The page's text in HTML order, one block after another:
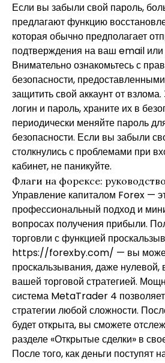
Если вы забыли свой пароль,
предлагают функцию
которая обычно предполагает
подтверждения на ваш email
Внимательно ознакомьтесь с
безопасности,
защитить свой аккаунт от
логин и пароль, храните их в
периодически меняйте пароль
безопасности. Если вы забыли
столкнулись с проблемами при
кабинет, не паникуйте.
Флаги на форексе:
Управление капиталом Forex —
профессиональный подход и
вопросах получения прибыли.
торговли с функцией
https://forexby.com/ — вы
проскальзывания, даже нулевой,
вашей торговой стратегией.
система MetaTrader 4
стратегии любой сложности.
будет открыта, вы сможете
разделе «Открытые сделки» в
После того, как деньги поступят